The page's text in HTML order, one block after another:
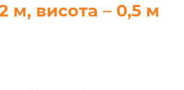
м, висота – 0,5 м